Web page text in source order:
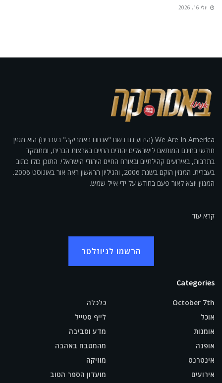
יולי 16, 2026
We Are In America (הידוע גם בשם "אנחנו באמריקה" בעברית) הוא מגזין
חודשי בחינם המותאם לישראלים יהודים החיים בארצות הברית, ומתמקד
בתרבות, באירועים קהילתיים ובאורח החיים היהודי הישראלי. התוכן כולו כתוב
בעברית. המגזין הוקם בשנת 2006, והגיליון הראשון ראה אור באוגוסט 2006.
המגזין יוצא לאור פעם בחודש על ידי אייל שמש.
קרא עוד
הרשמו לניוזלטר
Categories
October 7th
אוכל
אומנות
אופנה
אינטרנט
אירועים
כלכלה
לייף סטייל
מדע וסביבה
מהמטבח באהבה
מוזיקה
מועדון הספר הטוב